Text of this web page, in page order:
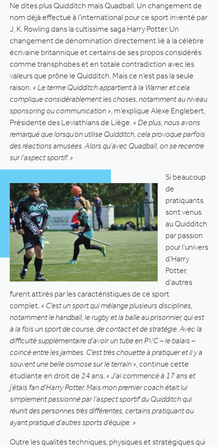
Ne dites plus Quidditch mais Quadball. Un changement de
nom déjà effectué à l’international pour ce sport inventé par
J. K. Rowling dans la cultissime saga Harry Potter. Un
changement de dénomination directement lié à la célèbre
écrivaine britannique et certains de ses propos considérés
comme transphobes et en totale contradiction avec les
valeurs que prône le Quidditch. Mais ce n’est pas la seule
raison. « Le terme Quidditch appartient à la Warner et cela
complique considérablement les choses, notamment au niveau
sponsoring ou communication » , m’explique Alexe Englebert,
Présidente des Leviathians de Liège. « De plus, nous avons
remarqué que lorsqu’on utilise Quidditch, cela provoque parfois
des réactions amusées. Alors qu’avec Quadball, on se recentre
sur l’aspect sportif. »
Si beaucoup
de
pratiquants
sont venus
au Quidditch
par passion
pour l’univers
d’Harry
Potter,
d’autres
furent attirés par les caractéristiques de ce sport
complet. « C’est un sport qui mélange plusieurs disciplines,
notamment le handball, le rugby et la balle au prisonnier, qui est
à la fois un sport de course, de contact et de stratégie. Avec la
difficulté supplémentaire d’avoir un tube en PVC – le balais –
coincé entre les jambes. C’est très chouette à pratiquer et il y a
souvent une belle osmose sur le terrain » , continue cette
étudiante en droit de 24 ans. « J’ai commencé à 17 ans et
j’étais fan d’Harry Potter. Mais mon premier coach était lui
simplement passionné par l’aspect sportif du Quidditch qui
réunit des personnes très différentes, certains pratiquant ou
ayant pratiqué d’autres sports d’équipe. »
Outre les qualités techniques, physiques et stratégiques qui